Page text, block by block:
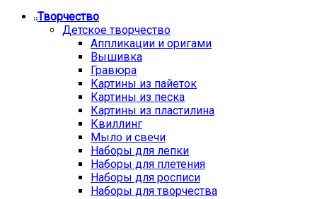
Творчество
Детское творчество
Аппликации и оригами
Вышивка
Гравюра
Картины из пайеток
Картины из песка
Картины из пластилина
Квиллинг
Мыло и свечи
Наборы для лепки
Наборы для плетения
Наборы для росписи
Наборы для творчества